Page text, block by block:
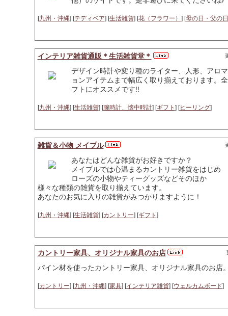
[九州・沖縄] [テディベア] [生活雑貨] [花（フラワー） ] [母の日・父の日
インテリア雑貨通販＊生活雑貨堂＊
デザイン時計や変り種のライター、人形、アロ
ョンアイテムまで幅広く取り揃えております。
フトにオススメです!!
[九州・沖縄] [生活雑貨] [腕時計、懐中時計] [ギフト ] [ヒーリング]
雑貨＆小物 メイプル
あなたはどんな雑貨がお好きですか？
メイプルでは心温まるカントリー雑貨をはじめ
ローズの小物やティーグッズなどそのほか
様々な種類の雑貨を取り揃えています。
あなたのお気に入りの雑貨がみつかりますように！
[九州・沖縄] [生活雑貨] [カントリー] [ギフト ]
カントリー家具、オリジナル家具のお店
パイン材を使ったカントリー家具、オリジナル家具のお店
[カントリー] [九州・沖縄] [家具] [インテリア雑貨] [ウェルカムボード]